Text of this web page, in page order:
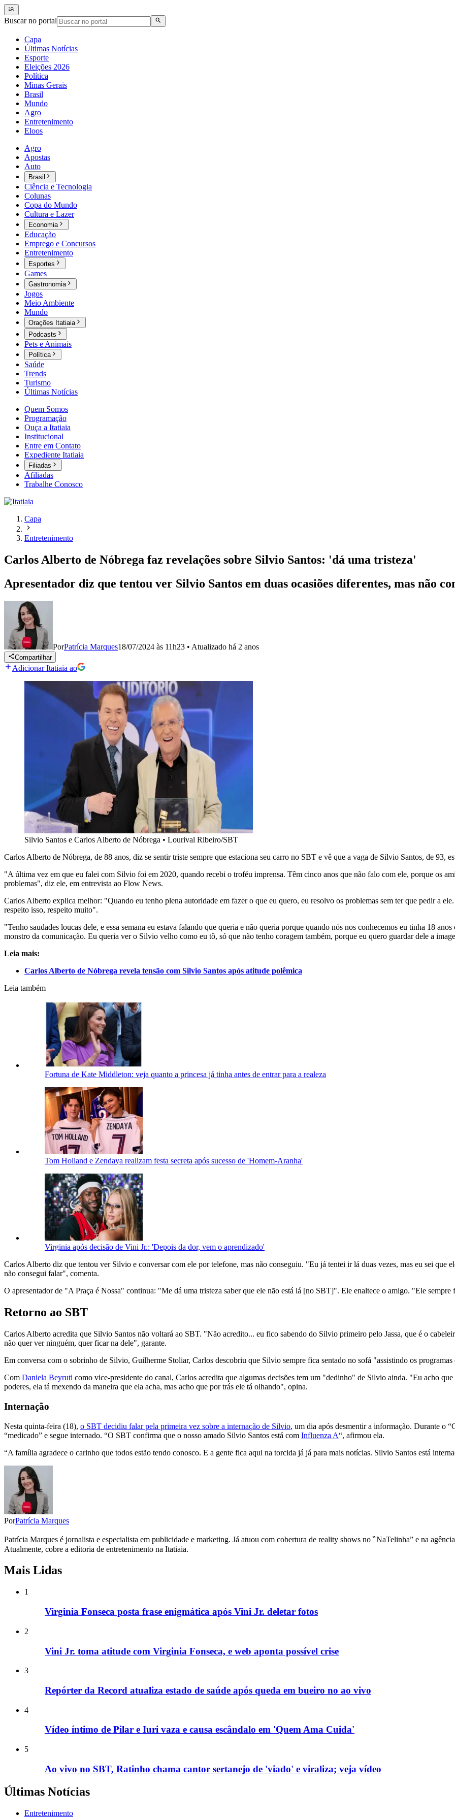
Buscar no portal
Capa
Últimas Notícias
Esporte
Eleições 2026
Política
Minas Gerais
Brasil
Mundo
Agro
Entretenimento
Eloos
Agro
Apostas
Auto
Brasil
Ciência e Tecnologia
Colunas
Copa do Mundo
Cultura e Lazer
Economia
Educação
Emprego e Concursos
Entretenimento
Esportes
Games
Gastronomia
Jogos
Meio Ambiente
Mundo
Orações Itatiaia
Podcasts
Pets e Animais
Política
Saúde
Trends
Turismo
Últimas Notícias
Quem Somos
Programação
Ouça a Itatiaia
Institucional
Entre em Contato
Expediente Itatiaia
Filiadas
Afiliadas
Trabalhe Conosco
Capa
Entretenimento
Carlos Alberto de Nóbrega faz revelações sobre Silvio Santos: 'dá uma tristeza'
Apresentador diz que tentou ver Silvio Santos em duas ocasiões diferentes, mas não
PorPatrícia Marques18/07/2024 às 11h23 • Atualizado há 2 anos
Compartilhar
Adicionar Itatiaia ao
Silvio Santos e Carlos Alberto de Nóbrega • Lourival Ribeiro/SBT
Carlos Alberto de Nóbrega, de 88 anos, diz se sentir triste sempre que estaciona seu carro no SBT e vê que a vaga de Silvio Santos, de 93,
"A última vez em que eu falei com Silvio foi em 2020, quando recebi o troféu imprensa. Têm cinco anos que não falo com ele, porque os
problemas", diz ele, em entrevista ao Flow News.
Carlos Alberto explica melhor: "Quando eu tenho plena autoridade em fazer o que eu quero, eu resolvo os problemas sem ter que pedir a
respeito isso, respeito muito".
"Tenho saudades loucas dele, e essa semana eu estava falando que queria e não queria porque quando nós nos conhecemos eu tinha 18
monstro da comunicação. Eu queria ver o Silvio velho como eu tô, só que não tenho coragem também, porque eu quero guardar dele a
Leia mais:
Carlos Alberto de Nóbrega revela tensão com Silvio Santos após atitude polêmica
Leia também
Fortuna de Kate Middleton: veja quanto a princesa já tinha antes de entrar para a realeza
Tom Holland e Zendaya realizam festa secreta após sucesso de 'Homem-Aranha'
Virginia após decisão de Vini Jr.: 'Depois da dor, vem o aprendizado'
Carlos Alberto diz que tentou ver Silvio e conversar com ele por telefone, mas não conseguiu. "Eu já tentei ir lá duas vezes, mas eu sei que
não consegui falar", comenta.
O apresentador de "A Praça é Nossa" continua: "Me dá uma tristeza saber que ele não está lá [no SBT]". Ele enaltece o amigo. "Ele sempre
Retorno ao SBT
Carlos Alberto acredita que Silvio Santos não voltará ao SBT. "Não acredito... eu fico sabendo do Silvio primeiro pelo Jassa, que é o
não quer ver ninguém, quer ficar na dele", garante.
Em conversa com o sobrinho de Silvio, Guilherme Stoliar, Carlos descobriu que Silvio sempre fica sentado no sofá "assistindo os
Com Daniela Beyruti como vice-presidente do canal, Carlos acredita que algumas decisões tem um "dedinho" de Silvio ainda. "Eu acho
poderes, ela tá mexendo da maneira que ela acha, mas acho que por trás ele tá olhando", opina.
Internação
Nesta quinta-feira (18), o SBT decidiu falar pela primeira vez sobre a internação de Silvio, um dia após desmentir a informação. Durante o
“medicado” e segue internado. “O SBT confirma que o nosso amado Silvio Santos está com Influenza A“, afirmou ela.
“A família agradece o carinho que todos estão tendo conosco. E a gente fica aqui na torcida já já para mais notícias. Silvio Santos está
PorPatrícia Marques
Patrícia Marques é jornalista e especialista em publicidade e marketing. Já atuou com cobertura de reality shows no ‶NaTelinha” e na
Atualmente, cobre a editoria de entretenimento na Itatiaia.
Mais Lidas
1
Virginia Fonseca posta frase enigmática após Vini Jr. deletar fotos
2
Vini Jr. toma atitude com Virginia Fonseca, e web aponta possível crise
3
Repórter da Record atualiza estado de saúde após queda em bueiro no ao vivo
4
Vídeo íntimo de Pilar e Iuri vaza e causa escândalo em 'Quem Ama Cuida'
5
Ao vivo no SBT, Ratinho chama cantor sertanejo de 'viado' e viraliza; veja vídeo
Últimas Notícias
Entretenimento